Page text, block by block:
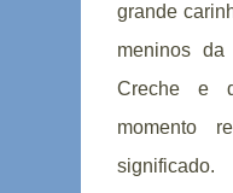
grande
meninos
Creche e
momento
significado.